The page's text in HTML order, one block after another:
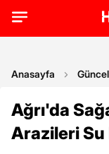
Anasayfa Güncel
Ağrı'da
Arazileri Su